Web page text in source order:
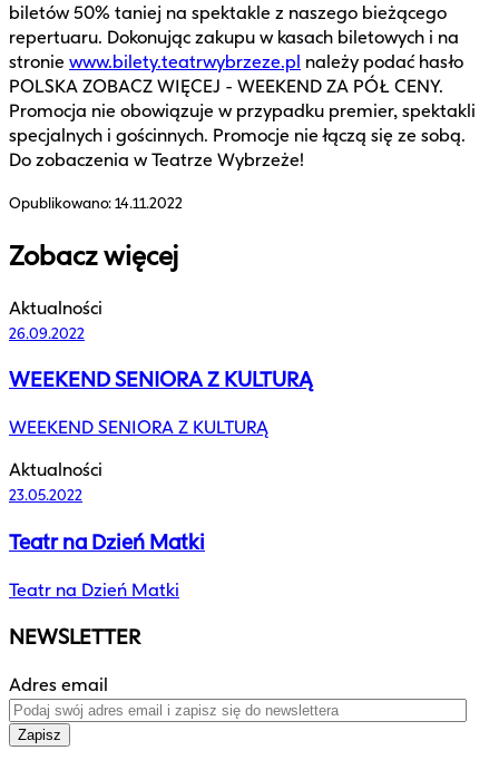
biletów 50% taniej na spektakle z naszego bieżącego
repertuaru. Dokonując zakupu w kasach biletowych i na
stronie www.bilety.teatrwybrzeze.pl należy podać hasło
POLSKA ZOBACZ WIĘCEJ - WEEKEND ZA PÓŁ CENY.
Promocja nie obowiązuje w przypadku premier, spektakli
specjalnych i gościnnych. Promocje nie łączą się ze sobą.
Do zobaczenia w Teatrze Wybrzeże!
Opublikowano:14.11.2022
Zobacz więcej
Aktualności
26.09.2022
WEEKEND SENIORA Z KULTURĄ
WEEKEND SENIORA Z KULTURĄ
Aktualności
23.05.2022
Teatr na Dzień Matki
Teatr na Dzień Matki
NEWSLETTER
Adres email
Zapisz